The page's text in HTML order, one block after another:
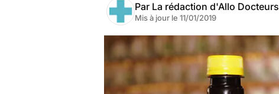
Par La rédaction d'Allo Docteurs
Mis à jour le 11/01/2019